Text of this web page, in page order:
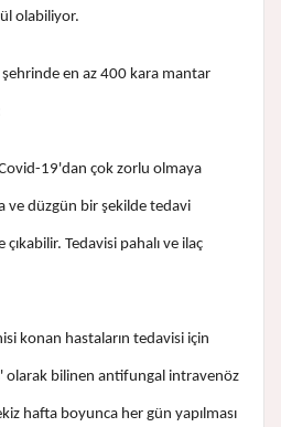
olabiliyor.
şehrinde en az 400 kara mantar
19'dan çok zorlu olmaya
ve düzgün bir şekilde tedavi
Tedavisi pahalı ve ilaç
konan hastaların tedavisi için
olarak bilinen antifungal intravenöz
hafta boyunca her gün yapılması